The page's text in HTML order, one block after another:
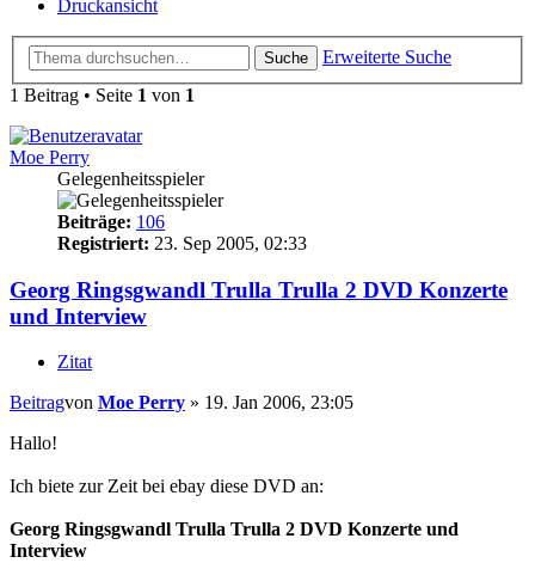
Druckansicht
Suche
Erweiterte Suche
1 Beitrag • Seite 1 von 1
Moe Perry
Gelegenheitsspieler
Beiträge: 106
Registriert: 23. Sep 2005, 02:33
Georg Ringsgwandl Trulla Trulla 2 DVD Konzerte
und Interview
Zitat
Beitragvon Moe Perry » 19. Jan 2006, 23:05
Hallo!
Ich biete zur Zeit bei ebay diese DVD an:
Georg Ringsgwandl Trulla Trulla 2 DVD Konzerte und
Interview